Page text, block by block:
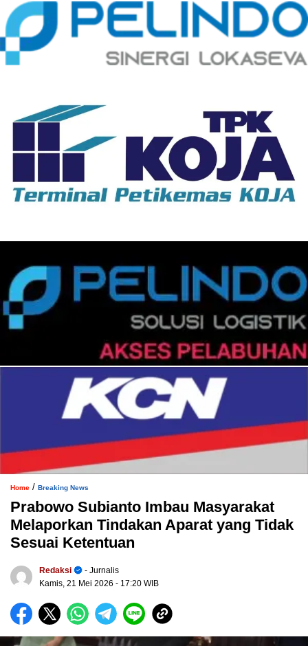
Home / Breaking News
Prabowo Subianto Imbau Masyarakat
Melaporkan Tindakan Aparat yang Tidak
Sesuai Ketentuan
Redaksi
- Jurnalis
Kamis, 21 Mei 2026 - 17:20 WIB